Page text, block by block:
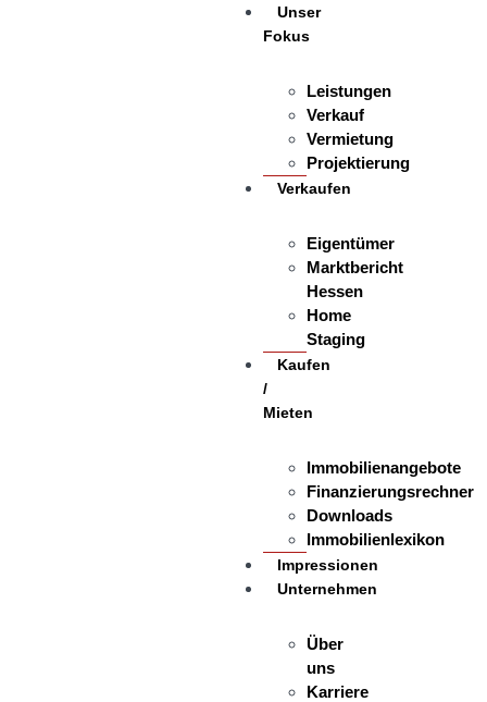
Unser
Fokus
Leistungen
Verkauf
Vermietung
Projektierung
Verkaufen
Eigentümer
Marktbericht
Hessen
Home
Staging
Kaufen
/
Mieten
Immobilienangebote
Finanzierungsrechner
Downloads
Immobilienlexikon
Impressionen
Unternehmen
Über
uns
Karriere